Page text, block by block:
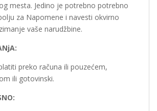
mesta. Jedino je potrebno potrebno
za Napomene i navesti okvirno
vaše narudžbine.
preko računa ili pouzećem,
ili gotovinski.